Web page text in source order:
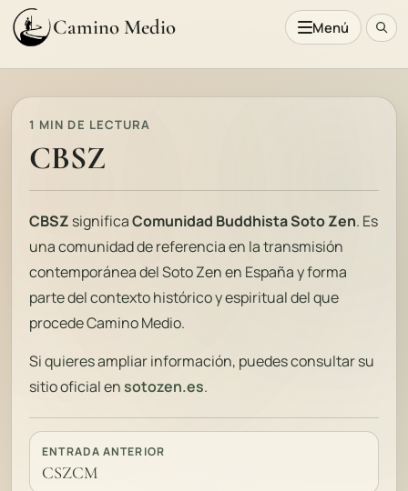
Camino Medio Menú
1 MIN DE LECTURA
CBSZ
CBSZ significaComunidad Buddhista Soto Zen. Es
una comunidad de referencia en la transmisión
contemporánea del Soto Zen en España y forma
parte del contexto histórico y espiritual del que
procede Camino Medio.
Si quieres ampliar información, puedes consultar su
sitio oficial ensotozen.es.
ENTRADA ANTERIOR
CSZCM